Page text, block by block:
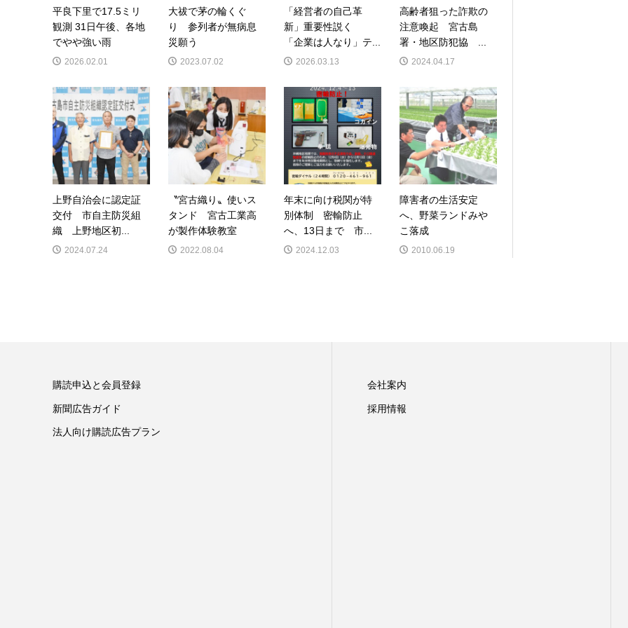
平良下里で17.5ミリ
観測 31日午後、各地
でやや強い雨
2026.02.01
大祓で茅の輪くぐ
り 参列者が無病息
災願う
2023.07.02
「経営者の自己革
新」重要性説く
「企業は人なり」テ...
2026.03.13
高齢者狙った詐欺の
注意喚起 宮古島
署・地区防犯協 ...
2024.04.17
上野自治会に認定証
交付 市自主防災組
織 上野地区初...
2024.07.24
〝宮古織り〟使いス
タンド 宮古工業高
が製作体験教室
2022.08.04
年末に向け税関が特
別体制 密輸防止
へ、13日まで 市...
2024.12.03
障害者の生活安定
へ、野菜ランドみや
こ落成
2010.06.19
購読申込と会員登録
新聞広告ガイド
法人向け購読広告プラン
会社案内
採用情報